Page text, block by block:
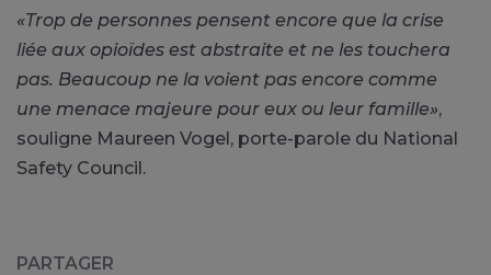
«Trop de personnes pensent encore que la crise
liée aux opioïdes est abstraite et ne les touchera
pas. Beaucoup ne la voient pas encore comme
une menace majeure pour eux ou leur famille»,
souligne Maureen Vogel, porte-parole du National
Safety Council.
PARTAGER